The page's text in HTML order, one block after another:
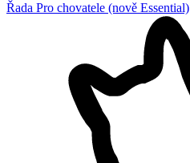
Řada Pro chovatele (nově Essential)